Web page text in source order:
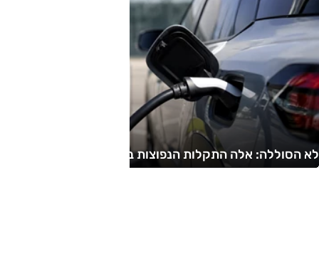
לא הסוללה: אלה התקלות הנפוצות בחשמליות משומשות